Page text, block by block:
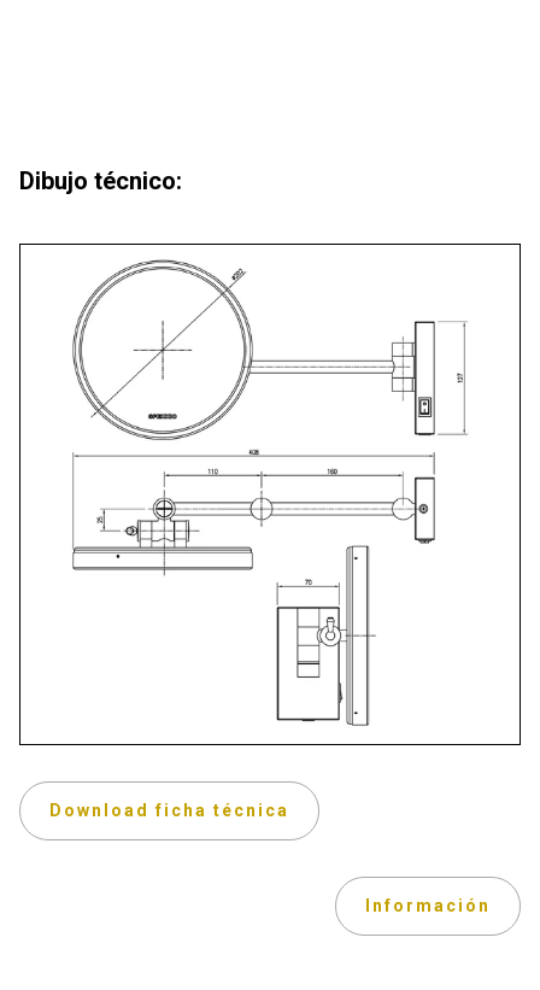
Dibujo técnico:
Download ficha técnica
Información